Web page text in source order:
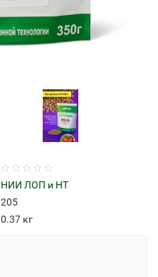
НИИ ЛОП и НТ
205
0.37 кг